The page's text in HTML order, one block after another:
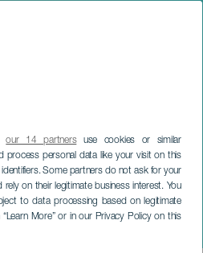
our 14 partnersuse cookies or similar
process personal data like your visit on this
Some partners do not ask for your
on their legitimate business interest. You
to data processing based on legitimate
More” or in our Privacy Policy on this